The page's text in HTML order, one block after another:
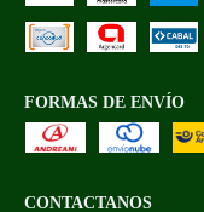
FORMAS DE ENVÍO
CONTACTANOS